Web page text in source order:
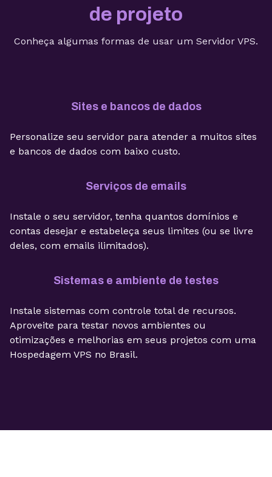
de projeto
Conheça algumas formas de usar um Servidor VPS.
Sites e bancos de dados
Personalize seu servidor para atender a muitos sites
e bancos de dados com baixo custo.
Serviços de emails
Instale o seu servidor, tenha quantos domínios e
contas desejar e estabeleça seus limites (ou se livre
deles, com emails ilimitados).
Sistemas e ambiente de testes
Instale sistemas com controle total de recursos.
Aproveite para testar novos ambientes ou
otimizações e melhorias em seus projetos com uma
Hospedagem VPS no Brasil.